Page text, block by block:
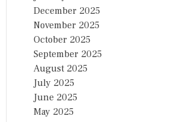
December 2025
November 2025
October 2025
September 2025
August 2025
July 2025
June 2025
May 2025